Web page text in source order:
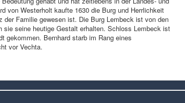
von Westerholt kaufte 1630 die Burg und Herrlichkeit
Familie gewesen ist. Die Burg Lembeck ist von den
seine heutige Gestalt erhalten. Schloss Lembeck ist
gekommen. Bernhard starb im Rang eines
vor Vechta.